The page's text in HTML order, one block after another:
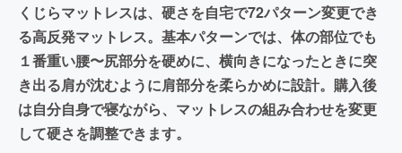
くじらマットレスは、硬さを自宅で72パターン変更でき
る高反発マットレス。基本パターンでは、体の部位でも
１番重い腰〜尻部分を硬めに、横向きになったときに突
き出る肩が沈むように肩部分を柔らかめに設計。購入後
は自分自身で寝ながら、マットレスの組み合わせを変更
して硬さを調整できます。